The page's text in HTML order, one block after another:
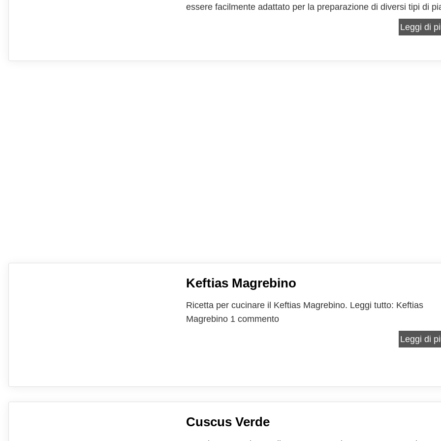
essere facilmente adattato per la preparazione di diversi tipi di
dal pesce alle verdure, alla carne. In questa ricetta vi propongo
Leggi di
Keftias Magrebino
Ricetta per cucinare il Keftias Magrebino. Leggi tutto: Keftias
Magrebino 1 commento
Leggi di
Cuscus Verde